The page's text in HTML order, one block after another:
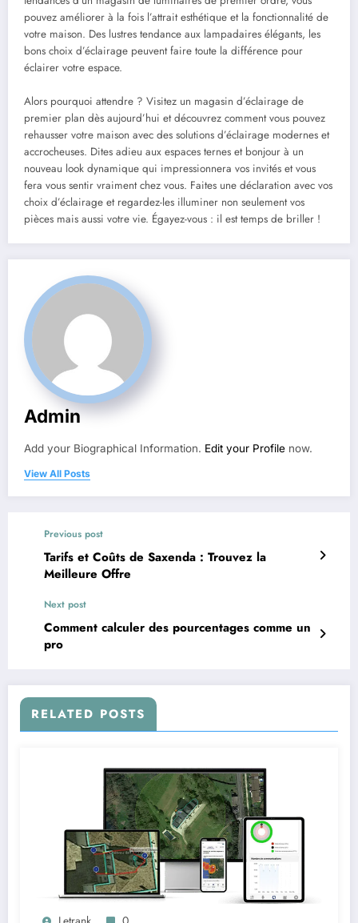
pouvez améliorer à la fois l’attrait esthétique et la fonctionnalité de
votre maison. Des lustres tendance aux lampadaires élégants, les
bons choix d’éclairage peuvent faire toute la différence pour
éclairer votre espace.
Alors pourquoi attendre ? Visitez un magasin d’éclairage de
premier plan dès aujourd’hui et découvrez comment vous pouvez
rehausser votre maison avec des solutions d’éclairage modernes et
accrocheuses. Dites adieu aux espaces ternes et bonjour à un
nouveau look dynamique qui impressionnera vos invités et vous
fera vous sentir vraiment chez vous. Faites une déclaration avec vos
choix d’éclairage et regardez-les illuminer non seulement vos
pièces mais aussi votre vie. Égayez-vous : il est temps de briller !
Admin
Add your Biographical Information. Edit your Profile now.
View All Posts
Previous post
Tarifs et Coûts de Saxenda : Trouvez la
Meilleure Offre
Next post
Comment calculer des pourcentages comme un
pro
RELATED POSTS